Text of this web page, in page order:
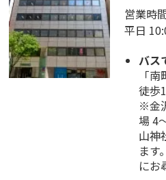
営業時
平日
バス
「
徒歩
※金
場 4
山神
ます
にお